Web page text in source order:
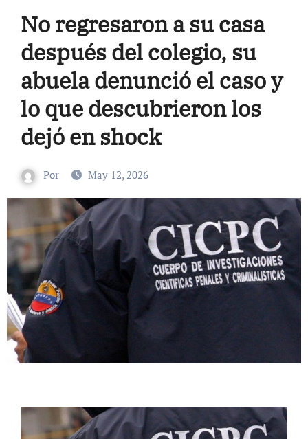
No regresaron a su casa
después del colegio, su
abuela denunció el caso y
lo que descubrieron los
dejó en shock
Por May 12, 2026